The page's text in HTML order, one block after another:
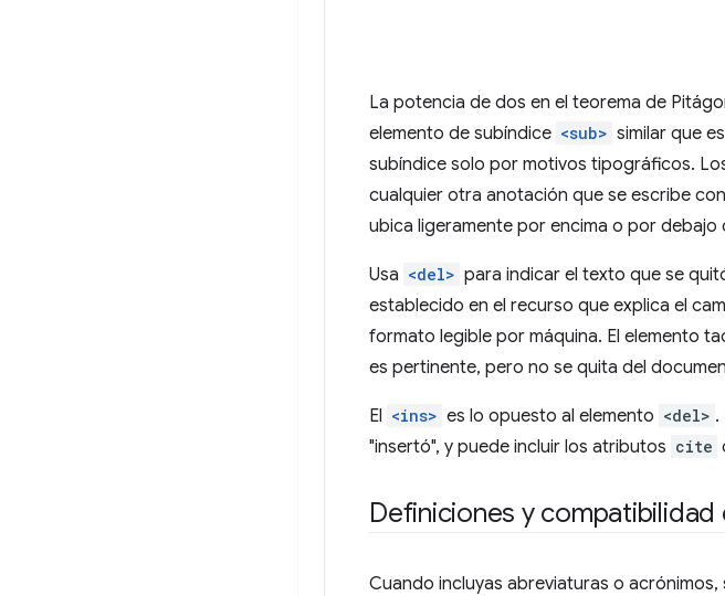
La potencia de dos en el teorema de
elemento de subíndice <sub> similar que
subíndice solo por motivos tipográficos.
cualquier otra anotación que se escribe
ubica ligeramente por encima o por debajo
Usa <del> para indicar el texto que se
establecido en el recurso que explica el
formato legible por máquina. El elemento
es pertinente, pero no se quita del
El <ins> es lo opuesto al elemento <del> .
"insertó", y puede incluir los atributos cite
Definiciones y compatibilidad
Cuando incluyas abreviaturas o